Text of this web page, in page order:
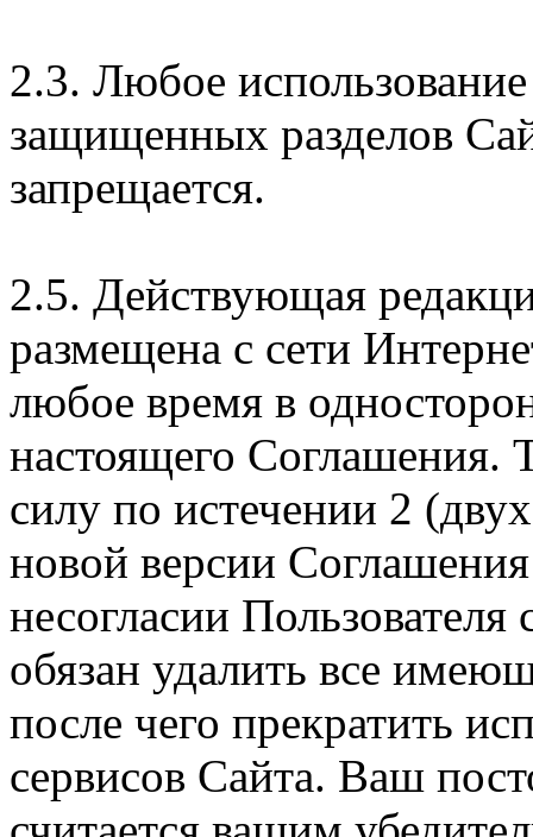
2.3. Любое
защищенных разделов
запрещается.
2.5. Действующая
размещена с сети
любое время в
настоящего Соглашения.
силу по истечении 2
новой версии
несогласии
обязан удалить все
после чего прекратить
сервисов Сайта. Ваш